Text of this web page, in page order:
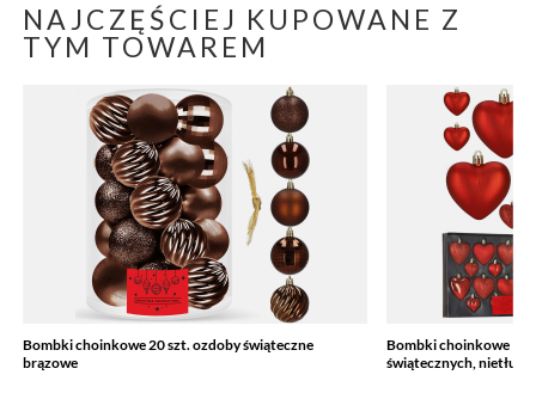
NAJCZĘŚCIEJ KUPOWANE Z
TYM TOWAREM
Bombki choinkowe 20 szt. ozdoby świąteczne
brązowe
Bombki choinkowe 16
świątecznych,